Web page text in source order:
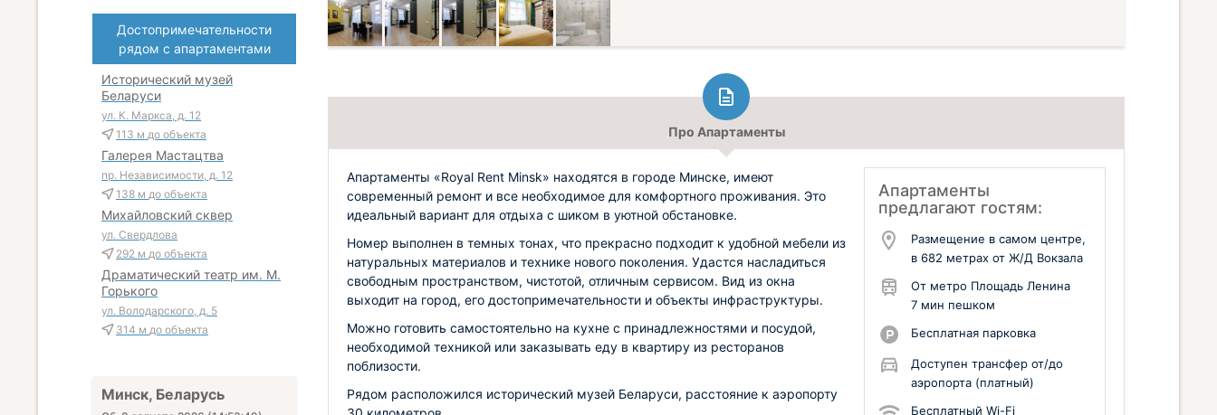
Про Апартаменты
Апартаменты
предлагают гостям:
Размещение в самом центре,
в 682 метрах от Ж/Д Вокзала
От метро Площадь Ленина
7 мин пешком
Бесплатная парковка
Доступен трансфер от/до
аэропорта (платный)
Бесплатный Wi-Fi
Апартаменты «Royal Rent Minsk» находятся в городе Минске, имеют
современный ремонт и все необходимое для комфортного проживания. Это
идеальный вариант для отдыха с шиком в уютной обстановке.
Номер выполнен в темных тонах, что прекрасно подходит к удобной мебели из
натуральных материалов и технике нового поколения. Удастся насладиться
свободным пространством, чистотой, отличным сервисом. Вид из окна
выходит на город, его достопримечательности и объекты инфраструктуры.
Можно готовить самостоятельно на кухне с принадлежностями и посудой,
необходимой техникой или заказывать еду в квартиру из ресторанов
поблизости.
Рядом расположился исторический музей Беларуси, расстояние к аэропорту
Достопримечательности
рядом с апартаментами
Исторический музей
Беларуси
ул. К. Маркса, д. 12
113 м до объекта
Галерея Мастацтва
пр. Независимости, д. 12
138 м до объекта
Михайловский сквер
ул. Свердлова
292 м до объекта
Драматический театр им. М.
Горького
ул. Володарского, д. 5
314 м до объекта
Минск, Беларусь